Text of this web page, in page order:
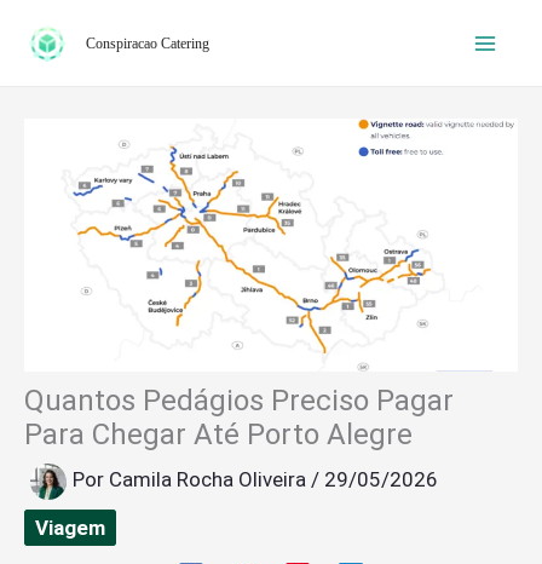
para
Conspiracao Catering
Quantos Pedágios Preciso Pagar
Para Chegar Até Porto Alegre
Por Camila Rocha Oliveira / 29/05/2026
Viagem